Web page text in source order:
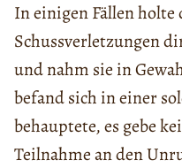
In einigen Fällen
Schussverletzungen
und nahm sie in
befand sich in einer
behauptete, es gebe
Teilnahme an den